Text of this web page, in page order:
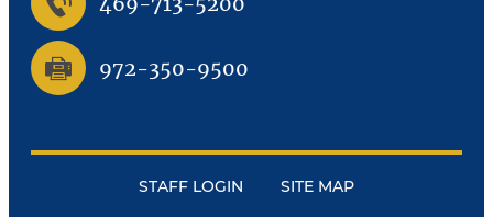
972-350-9500
STAFF LOGIN SITE MAP